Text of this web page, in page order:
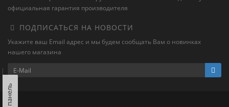
официальная гарантия производителя
ПОДПИСАТЬСЯ НА НОВОСТИ
Укажите ваш Email адрес и мы будем сообщать Вам о новинках
нашего магазина